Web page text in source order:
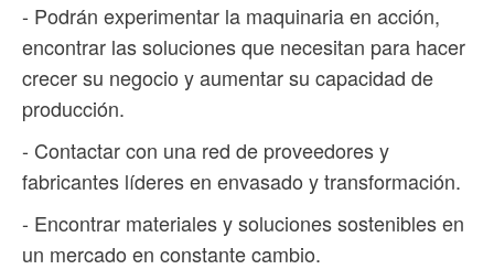
- Podrán experimentar la maquinaria en acción,
encontrar las soluciones que necesitan para hacer
crecer su negocio y aumentar su capacidad de
producción.
- Contactar con una red de proveedores y
fabricantes líderes en envasado y transformación.
- Encontrar materiales y soluciones sostenibles en
un mercado en constante cambio.